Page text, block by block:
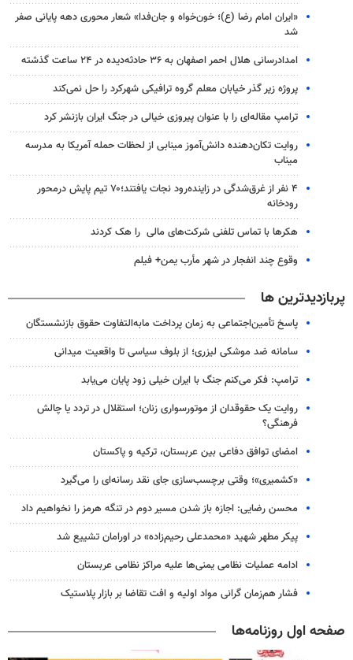
«ایران امام رضا (ع)؛ خون‌خواه و جان‌فدا» شعار محوری دهه پایانی صفر
شد
امدادرسانی هلال احمر اصفهان به ۳۶ حادثه‌دیده در ۲۴ ساعت گذشته
پروژه زیر گذر خیابان معلم گروه ترافیکی شهرکرد را حل نمی‌کند
ترامپ مقاله‌ای را با عنوان پیروزی خیالی در جنگ ایران بازنشر کرد
روایت تکان‌دهنده دانش‌آموز مینابی از لحظات حمله آمریکا به مدرسه
میناب
۴ نفر از غرق‌شدگی در زاینده‌رود نجات یافتند؛۷۰ تیم پایش درمحور
رودخانه
هکرها با تماس تلفنی شرکت‌های مالی را هک کردند
وقوع چند انفجار در شهر مأرب یمن+ فیلم
پربازدیدترین ها
پاسخ تأمین‌اجتماعی به زمان پرداخت مابه‌التفاوت حقوق بازنشستگان
سامانه ضد موشکی لیزری؛ از بلوف سیاسی تا واقعیت میدانی
ترامپ: فکر می‌کنم جنگ با ایران خیلی زود پایان می‌یابد
روایت یک حقوقدان از موتورسواری زنان؛ استقلال در تردد یا چالش
فرهنگی؟
امضای توافق دفاعی بین عربستان، ترکیه و پاکستان
«کشمیری»؛ وقتی برچسب‌سازی جای نقد رسانه‌ای را می‌گیرد
محسن رضایی: اجازه باز شدن مسیر دوم در تنگه هرمز را نخواهیم داد
پیکر مطهر شهید «محمدعلی رحیم‌زاده» در اورامان تشییع شد
ادامه عملیات نظامی یمنی‌ها علیه مراکز نظامی عربستان
فشار هم‌زمان گرانی مواد اولیه و افت تقاضا بر بازار پلاستیک
صفحه اول روزنامه‌ها